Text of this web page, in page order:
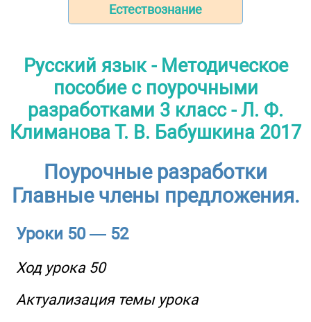
Естествознание
Русский язык - Методическое
пособие с поурочными
разработками 3 класс - Л. Ф.
Климанова Т. В. Бабушкина 2017
Поурочные разработки
Главные члены предложения.
Уроки 50 — 52
Ход урока 50
Актуализация темы урока